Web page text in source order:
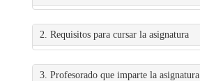
2. Requisitos para cursar la asignatura
3. Profesorado que imparte la asignatura